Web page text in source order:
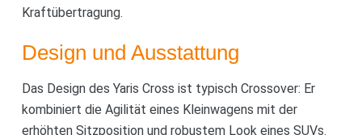
Kraftübertragung.
Design und Ausstattung
Das Design des Yaris Cross ist typisch Crossover: Er
kombiniert die Agilität eines Kleinwagens mit der
erhöhten Sitzposition und robustem Look eines SUVs.